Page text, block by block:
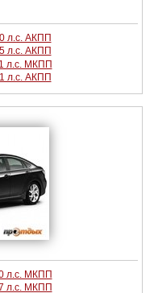
л.с. АКПП
л.с. АКПП
л.с. МКПП
л.с. АКПП
л.с. МКПП
л.с. МКПП